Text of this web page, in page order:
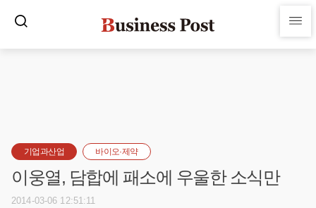
기업과산업 바이오·제약
이웅열, 담합에 패소에 우울한 소식만
2014-03-06 12:51:11